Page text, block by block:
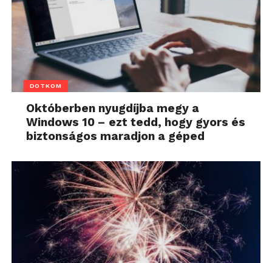
DOTKOM
Októberben nyugdíjba megy a
Windows 10 – ezt tedd, hogy gyors és
biztonságos maradjon a géped